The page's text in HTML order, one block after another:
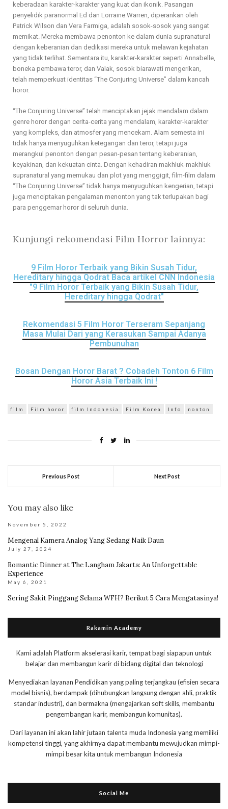
keberadaan karakter-karakter yang kuat dan ikonik. Pasangan
penyelidik paranormal Ed dan Lorraine Warren, diperankan oleh
Patrick Wilson dan Vera Farmiga, adalah sosok-sosok yang sangat
memikat. Mereka membawa penonton ke dalam dunia supranatural
dengan keberanian dan dedikasi mereka untuk melawan kejahatan
yang tidak terlihat. Sementara itu, karakter-karakter seperti Annabelle,
boneka pembawa teror, dan Valak, sosok biarawati mengerikan,
telah memperkuat identitas “The Conjuring Universe” dalam kancah
horor.
“The Conjuring Universe” telah menciptakan jejak mendalam dalam
genre horor dengan cerita-cerita yang mendalam, karakter-karakter
yang kompleks, dan atmosfer yang mencekam. Alam semesta ini
tidak hanya menyuguhkan ketegangan dan teror, tetapi juga
merangkul penonton dengan pesan-pesan tentang keberanian,
keyakinan, dan kekuatan cinta. Dengan kehadiran makhluk-makhluk
supranatural yang memukau dan plot yang menggigit, film-film dalam
“The Conjuring Universe” tidak hanya menyuguhkan kengerian, tetapi
juga menciptakan pengalaman menonton yang tak terlupakan bagi
para penggemar horor di seluruh dunia.
Kunjungi rekomendasi Film Horror lainnya:
9 Film Horor Terbaik yang Bikin Susah Tidur,
Hereditary hingga Qodrat Baca artikel CNN Indonesia
"9 Film Horor Terbaik yang Bikin Susah Tidur,
Hereditary hingga Qodrat"
Rekomendasi 5 Film Horor Terseram Sepanjang
Masa Mulai Dari yang Kerasukan Sampai Adanya
Pembunuhan
Bosan Dengan Horor Barat ? Cobadeh Tonton 6 Film
Horor Asia Terbaik Ini !
film Film horor film Indonesia Film Korea Info nonton
Previous Post Next Post
You may also like
November 5, 2022
Mengenal Kamera Analog Yang Sedang Naik Daun
July 27, 2024
Romantic Dinner at The Langham Jakarta: An Unforgettable
Experience
May 6, 2021
Sering Sakit Pinggang Selama WFH? Berikut 5 Cara Mengatasinya!
Rakamin Academy
Kami adalah Platform akselerasi karir, tempat bagi siapapun untuk
belajar dan membangun karir di bidang digital dan teknologi
Menyediakan layanan Pendidikan yang paling terjangkau (efisien secara
model bisnis), berdampak (dihubungkan langsung dengan ahli, praktik
standar industri), dan bermakna (mengajarkan soft skills, membantu
pengembangan karir, membangun komunitas).
Dari layanan ini akan lahir jutaan talenta muda Indonesia yang memiliki
kompetensi tinggi, yang akhirnya dapat membantu mewujudkan mimpi-
mimpi besar kita untuk membangun Indonesia
Social Me